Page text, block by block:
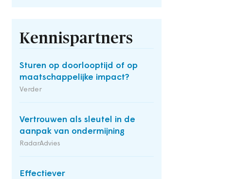
Kennispartners
Sturen op doorlooptijd of op
maatschappelijke impact?
Verder
Vertrouwen als sleutel in de
aanpak van ondermijning
RadarAdvies
Effectiever